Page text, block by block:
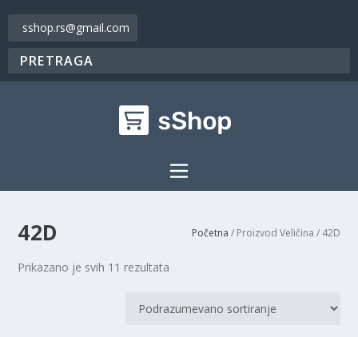
sshop.rs@gmail.com
42D Početna / Proizvod Veličina / 42D
Prikazano je svih 11 rezultata